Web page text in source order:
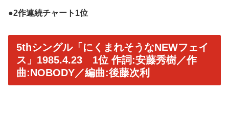
●2作連続チャート1位
5thシングル「にくまれそうなNEWフェイ
ス」1985.4.23 1位 作詞:安藤秀樹／作
曲:NOBODY／編曲:後藤次利